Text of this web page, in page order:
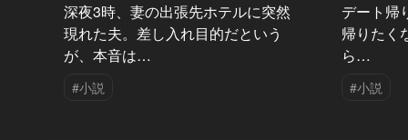
深夜3時、妻の出張先ホテルに突然
現れた夫。差し入れ目的だという
が、本音は…
#小説
デート帰
帰りたく
ら…
#小説